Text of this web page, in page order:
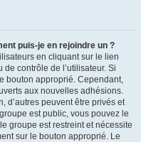
puis-je en rejoindre un ?
en cliquant sur le lien
contrôle de l’utilisateur. Si
bouton approprié. Cependant,
aux nouvelles adhésions.
d’autres peuvent être privés et
est public, vous pouvez le
groupe est restreint et nécessite
sur le bouton approprié. Le